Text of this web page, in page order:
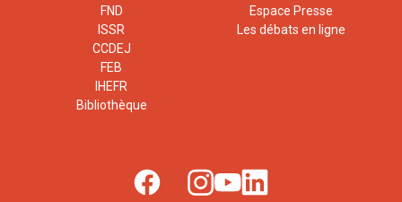
FND
ISSR
CCDEJ
FEB
IHEFR
Bibliothèque
Espace Presse
Les débats en ligne